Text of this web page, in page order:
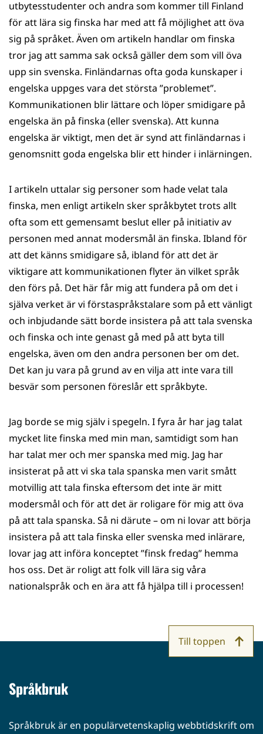
palveluun)
utbytesstudenter och andra som kommer till Finland
för att lära sig finska har med att få möjlighet att öva
sig på språket. Även om artikeln handlar om finska
tror jag att samma sak också gäller dem som vill öva
upp sin svenska. Finländarnas ofta goda kunskaper i
engelska uppges vara det största ”problemet”.
Kommunikationen blir lättare och löper smidigare på
engelska än på finska (eller svenska). Att kunna
engelska är viktigt, men det är synd att finländarnas i
genomsnitt goda engelska blir ett hinder i inlärningen.
I artikeln uttalar sig personer som hade velat tala
finska, men enligt artikeln sker språkbytet trots allt
ofta som ett gemensamt beslut eller på initiativ av
personen med annat modersmål än finska. Ibland för
att det känns smidigare så, ibland för att det är
viktigare att kommunikationen flyter än vilket språk
den förs på. Det här får mig att fundera på om det i
själva verket är vi förstaspråkstalare som på ett vänligt
och inbjudande sätt borde insistera på att tala svenska
och finska och inte genast gå med på att byta till
engelska, även om den andra personen ber om det.
Det kan ju vara på grund av en vilja att inte vara till
besvär som personen föreslår ett språkbyte.
Jag borde se mig själv i spegeln. I fyra år har jag talat
mycket lite finska med min man, samtidigt som han
har talat mer och mer spanska med mig. Jag har
insisterat på att vi ska tala spanska men varit smått
motvillig att tala finska eftersom det inte är mitt
modersmål och för att det är roligare för mig att öva
på att tala spanska. Så ni därute – om ni lovar att börja
insistera på att tala finska eller svenska med inlärare,
lovar jag att införa konceptet ”finsk fredag” hemma
hos oss. Det är roligt att folk vill lära sig våra
nationalspråk och en ära att få hjälpa till i processen!
Språkbruk
Språkbruk är en populärvetenskaplig webbtidskrift om
Till toppen